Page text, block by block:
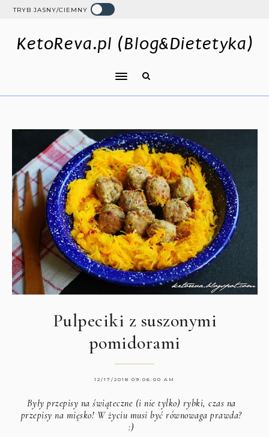
TRYB JASNY/CIEMNY
KetoReva.pl (Blog&Dietetyka)
Pulpeciki z suszonymi
pomidorami
12/17/2018 09:06:00 AM
Były przepisy na świąteczne (i nie tylko) rybki, czas na
przepisy na mięsko! W życiu musi być równowaga prawda?
:)